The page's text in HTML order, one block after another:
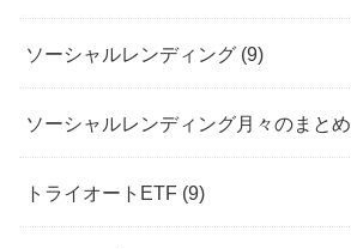
ソーシャルレンディング (9)
ソーシャルレンディング月々のまとめ
トライオートETF (9)